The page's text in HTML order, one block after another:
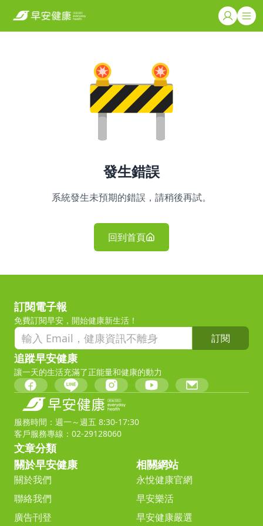
發生錯誤
系統發生未預期的錯誤，請稍後再試。
回到首頁
訂閱電子報
免費訂閱早安，開始健康新生活！
訂閱
追蹤早安健康
讓一天的生活充滿了正能量和健康的動力
服務時間：週一～週五 8:30-17:30
客戶服務專線：02-29128060
文章分類
關於早安健康
關於我們
聯絡我們
廣告刊登
相關網站
永悅健康官網
早安樂活
早安健康嚴選